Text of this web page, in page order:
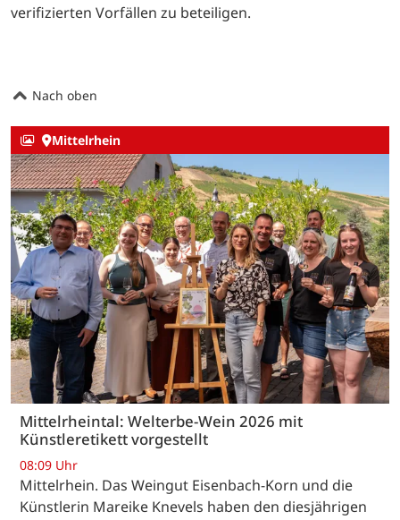
verifizierten Vorfällen zu beteiligen.
Nach oben
Mittelrhein
Mittelrheintal: Welterbe-Wein 2026 mit
Künstleretikett vorgestellt
08:09 Uhr
Mittelrhein. Das Weingut Eisenbach-Korn und die
Künstlerin Mareike Knevels haben den diesjährigen